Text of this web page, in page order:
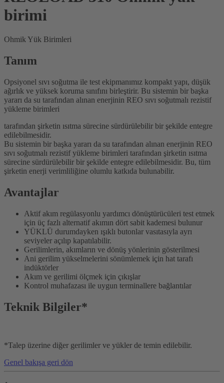
birimi
Ohmik Yük Birimleri
Tanım
Opsiyonel sıvı soğutma ile test ekipmanımız kompakt yapı, düşük
ağırlık ve yüksek koruma sınıfını birleştirir. Bu sistemin bir başka
yararı da su tarafından alınan enerjinin REO sıvı soğutmalı rezistif
yükleme birimleri
tarafından şirketin ısıtma sürecine sürdürülebilir bir şekilde entegre
edilebilmesidir.
Bu sistemin bir başka yararı da su tarafından alınan enerjinin REO
sıvı soğutmalı rezistif yükleme birimleri tarafından şirketin ısıtma
sürecine sürdürülebilir bir şekilde entegre edilebilmesidir. Bu, tüm
şirketin enerji verimliliğine olumlu katkıda bulunabilir.
Avantajlar
Aktif akım regülasyonlu yardımcı dönüştürücüleri test etmek
için üç fazlı alternatif akımın dört sabit kademesi bulunur
YÜKLÜ durumdayken ışıklı butonlar vasıtasıyla ayrı
seviyeler açılıp kapatılabilir.
Gerilimlerin, akımların ve dönüş yönlerinin gösterilmesi
Ani gerilim yükselmelerini sönümlemek için hat tarafı
indüktörler
Akım ve gerilimi ölçmek için çıkışlar
Kontrol muhafazası ile uygun terminallere bağlantılar
Teknik Bilgiler*
*Talep üzerine diğer gerilimler ve yükler de temin edilebilir.
Genel bakışa geri dön